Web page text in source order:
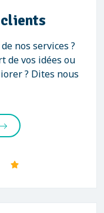
clients
nos services ?
de vos idées ou
? Dites nous